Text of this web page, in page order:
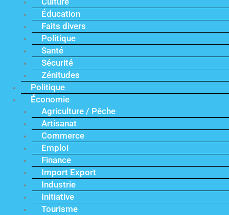
Éducation
Faits divers
Politique
Santé
Sécurité
Zénitudes
Politique
Économie
Agriculture / Pêche
Artisanat
Commerce
Emploi
Finance
Import Export
Industrie
Initiative
Tourisme